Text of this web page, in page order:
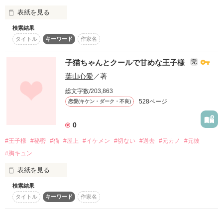
今井香恋
18歳
冷めた性格の女子高生。
26歳。
晴翔の元カノ。
☆ベリカ総合・恋愛39位にランクイン
2015.7.20→100PV
作品を読む
･････････････････････
秘密をかくした教師
秘密になりたい生徒
･････････････････････
「―― じゃあ、バラしてもいいですか」
この勝負、結末はいかに？
表紙を見る
ある日突然、最愛の彼女は俺の前から姿を消した…
そして今、偶然にも再会した…
きっと、これは運命……
もう二度と会わないつもりだったのに…
検索結果
タイトル
キーワード 作家名
子猫ちゃんとクールで甘めな王子様 完
葉山心愛 ／著
総文字数/203,863
恋愛(キケン・ダーク・不良) 528ページ
0
#王子様 #秘密 #猫 #屋上 #イケメン #切ない #過去 #元カノ
#元彼
#胸キュン
表紙を見る
私の秘密を同じクラスの超イケメン男子に知られちゃった！
検索結果
タイトル
キーワード 作家名